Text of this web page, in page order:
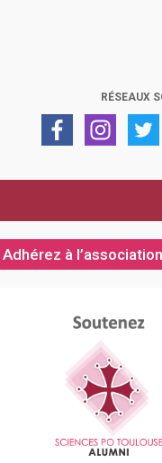
RÉSEAUX
Adhérez à